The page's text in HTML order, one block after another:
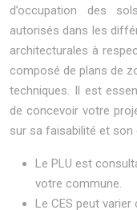
d’occupation des
autorisés dans les
architecturales à
composé de plans de
techniques. Il est
de concevoir votre
sur sa faisabilité et son
Le PLU est
votre commune.
Le CES peut varier